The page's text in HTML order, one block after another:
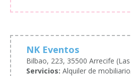
NK Eventos
Bilbao, 223, 35500 Arrecife
Servicios: Alquiler de mobiliario.